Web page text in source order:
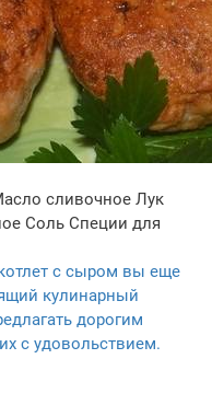
сливочное Лук
Соль Специи для
с сыром вы еще
кулинарный
дорогим
с удовольствием.